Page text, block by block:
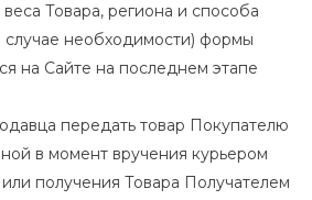
веса Товара, региона и способа
случае необходимости) формы
на Сайте на последнем этапе
передать товар Покупателю
в момент вручения курьером
получения Товара Получателем